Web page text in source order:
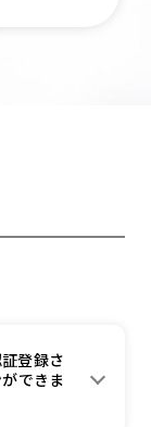
登録さ
できま